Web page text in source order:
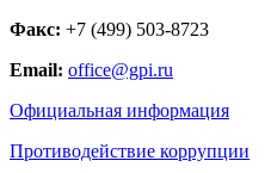
Факс: +7 (499) 503-8723
Email: office@gpi.ru
Официальная информация
Противодействие коррупции